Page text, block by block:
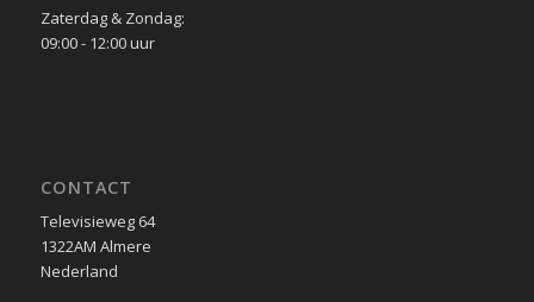
Zaterdag & Zondag:
09:00 - 12:00 uur
CONTACT
Televisieweg 64
1322AM Almere
Nederland